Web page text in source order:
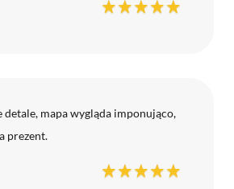
detale, mapa wygląda imponująco,
prezent.